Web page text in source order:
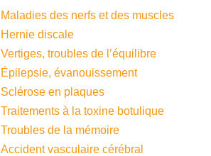
Maladies des nerfs et des muscles
Hernie discale
Vertiges, troubles de l’équilibre
Épilepsie, évanouissement
Sclérose en plaques
Traitements à la toxine botulique
Troubles de la mémoire
Accident vasculaire cérébral